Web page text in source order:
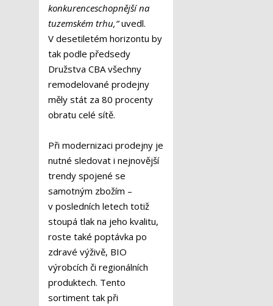
konkurenceschopnější na
tuzemském trhu,“uvedl.
V desetiletém horizontu by
tak podle předsedy
Družstva CBA všechny
remodelované prodejny
měly stát za 80 procenty
obratu celé sítě.
Při modernizaci prodejny je
nutné sledovat i nejnovější
trendy spojené se
samotným zbožím –
v posledních letech totiž
stoupá tlak na jeho kvalitu,
roste také poptávka po
zdravé výživě, BIO
výrobcích či regionálních
produktech. Tento
sortiment tak při